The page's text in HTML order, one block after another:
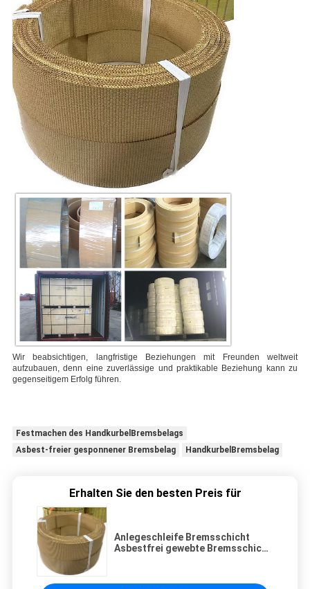
Wir beabsichtigen, langfristige Beziehungen mit Freunden weltweit
aufzubauen, denn eine zuverlässige und praktikable Beziehung kann zu
gegenseitigem Erfolg führen.
Festmachen des HandkurbelBremsbelags
Asbest-freier gesponnener Bremsbelag
HandkurbelBremsbelag
Erhalten Sie den besten Preis für
Anlegeschleife Bremsschicht
Asbestfrei gewebte Bremsschicht